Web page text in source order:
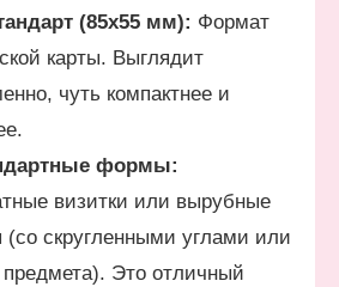
(85х55 мм): Формат
карты. Выглядит
чуть компактнее и
формы:
визитки или вырубные
скругленными углами или
Это отличный